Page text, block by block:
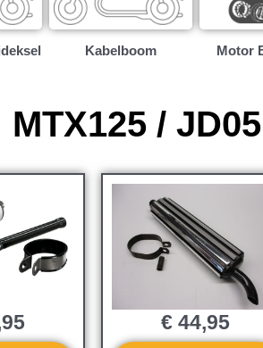
Kabelboom Motor
MTX125 /
€ 44,95